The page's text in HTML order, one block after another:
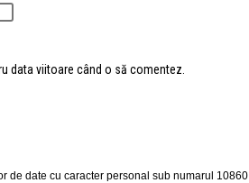
data viitoare când o să comentez.
de date cu caracter personal sub numarul 10860.